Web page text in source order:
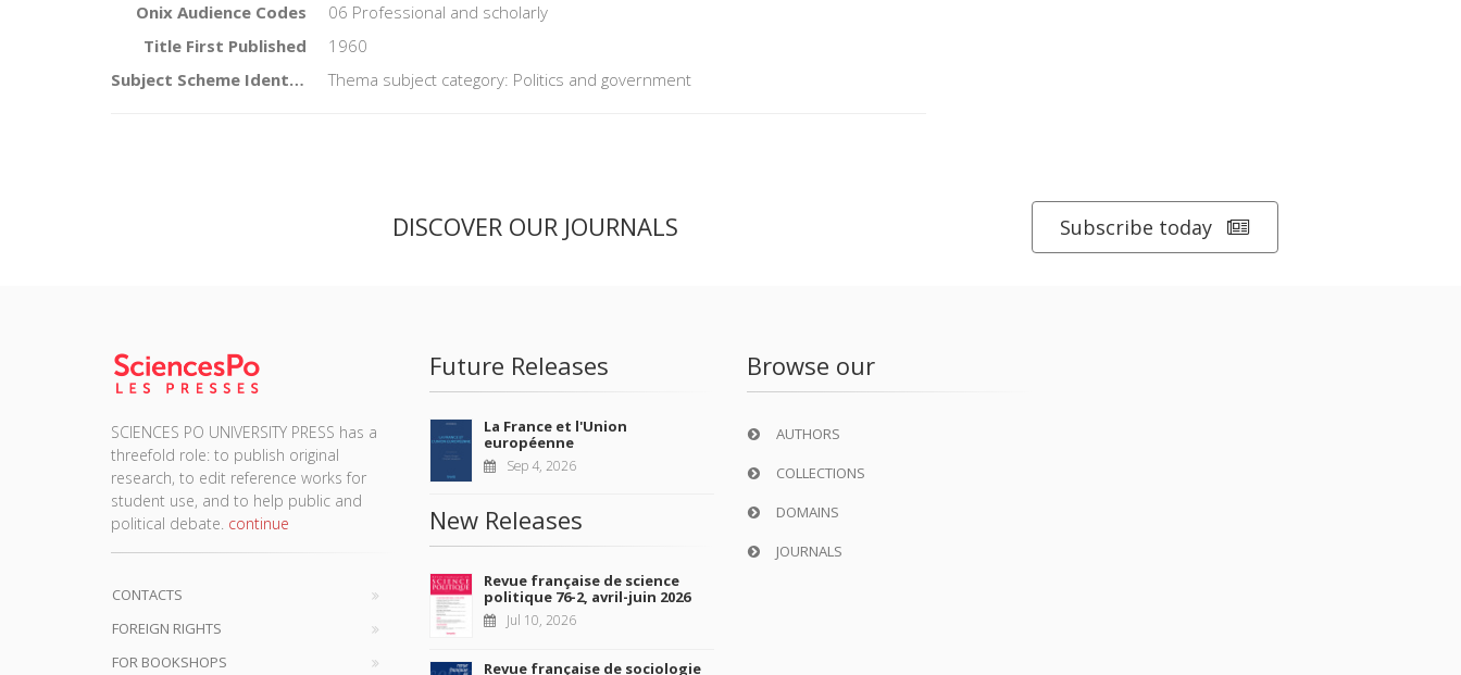
Onix Audience Codes
06 Professional and scholarly
Title First Published
1960
Subject Scheme Identifier Code
Thema subject category: Politics and government
DISCOVER OUR JOURNALS Subscribe today
SCIENCES PO UNIVERSITY PRESS has a
threefold role: to publish original
research, to edit reference works for
student use, and to help public and
political debate. continue
CONTACTS
FOREIGN RIGHTS
FOR BOOKSHOPS
Future Releases
La France et l'Union
européenne
Sep 4, 2026
New Releases
Revue française de science
politique 76-2, avril-juin 2026
Jul 10, 2026
Revue française de sociologie
Browse our
AUTHORS
COLLECTIONS
DOMAINS
JOURNALS